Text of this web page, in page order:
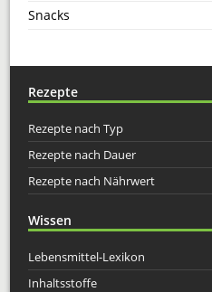
Snacks
Rezepte
Rezepte nach Typ
Rezepte nach Dauer
Rezepte nach Nährwert
Wissen
Lebensmittel-Lexikon
Inhaltsstoffe